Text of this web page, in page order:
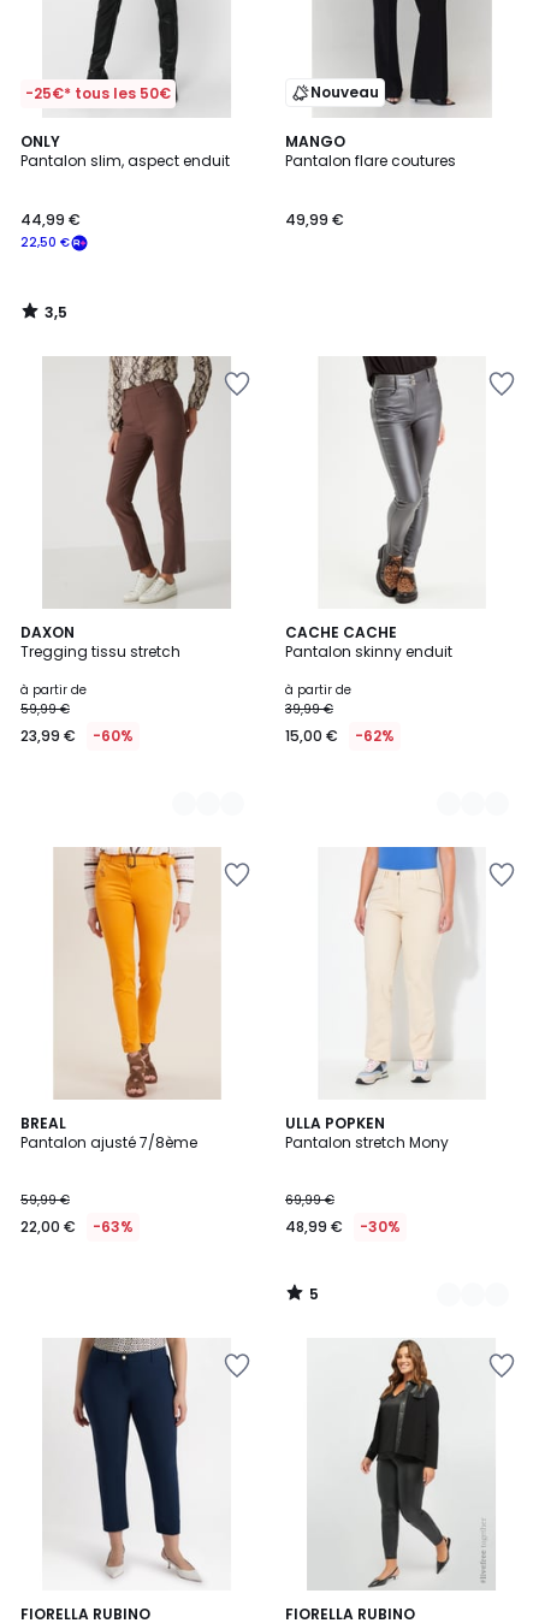
-25€* tous les 50€
ONLY
Pantalon slim, aspect enduit
22,50 €
44,99 €
3,5
/ 5
3,5
/
Nouveau
MANGO
Pantalon flare coutures
49,99 €
DAXON
Tregging tissu stretch
à partir de
59,99 €
23,99 € -60%
3
Couleurs
CACHE CACHE
Pantalon skinny enduit
à partir de
39,99 €
15,00 € -62%
2
Couleurs
BREAL
Pantalon ajusté 7/8ème
59,99 €
22,00 € -63%
ULLA POPKEN
Pantalon stretch Mony
69,99 €
48,99 € -30%
5
/
3
Couleurs
5
/
FIORELLA RUBINO
FIORELLA RUBINO